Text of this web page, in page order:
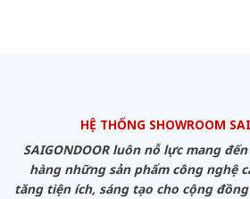
HỆ THỐNG SHOWROOM
SAIGONDOOR luôn nỗ lực mang
hàng những sản phẩm công nghệ
tăng tiện ích, sáng tạo cho cộng